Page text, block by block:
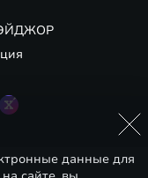
данные для